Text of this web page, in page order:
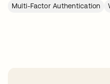
Multi-Factor Authentication